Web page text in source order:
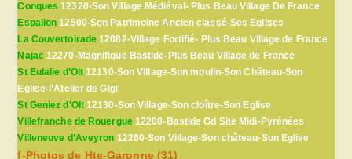
Conques 12320-Son Village Médiéval- Plus Beau Village De France
Espalion 12500-Son Patrimoine Ancien classé-Ses Eglises
La Couvertoirade 12082-Village Fortifié- Plus Beau Village de France
Najac12270-Magnifique Bastide-Plus Beau Village de France
St Eulalie d’Olt 12130-Son Village-Son moulin-Son Château-Son
Eglise-l’Atelier de Gigi
St Geniez d’Olt12130-Son Village-Son cloître-Son Eglise
Villefranche de Rouergue12200-Bastide Gd Site Midi-Pyrénées
Villeneuve d’Aveyron 12260-Son Village-Son château-Son Eglise
f-Photos de Hte-Garonne (31)